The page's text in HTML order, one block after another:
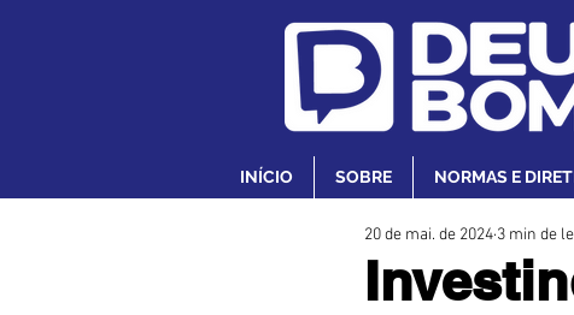
INÍCIO SOBRE NORMAS E
20 de mai. de 2024 3 min de